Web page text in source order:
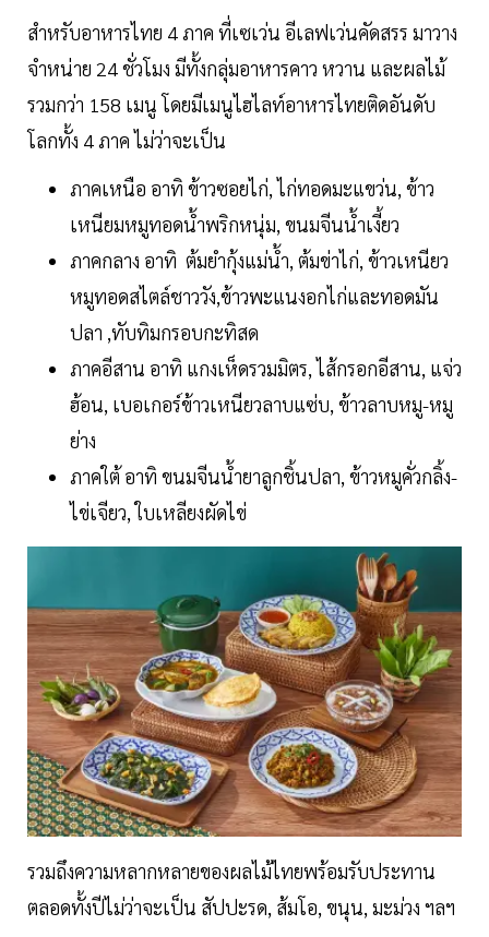
สำหรับอาหารไทย 4 ภาค ที่เซเว่น อีเลฟเว่นคัดสรร มาวาง
จำหน่าย 24 ชั่วโมง มีทั้งกลุ่มอาหารคาว หวาน และผลไม้
รวมกว่า 158 เมนู โดยมีเมนูไฮไลท์อาหารไทยติดอันดับ
โลกทั้ง 4 ภาค ไม่ว่าจะเป็น
ภาคเหนือ อาทิ ข้าวซอยไก่, ไก่ทอดมะแขว่น, ข้าว
เหนียมหมูทอดน้ำพริกหนุ่ม, ขนมจีนน้ำเงี้ยว
ภาคกลาง อาทิ ต้มยำกุ้งแม่น้ำ, ต้มข่าไก่, ข้าวเหนียว
หมูทอดสไตล์ชาววัง,ข้าวพะแนงอกไก่และทอดมัน
ปลา ,ทับทิมกรอบกะทิสด
ภาคอีสาน อาทิ แกงเห็ดรวมมิตร, ไส้กรอกอีสาน, แจ่ว
ฮ้อน, เบอเกอร์ข้าวเหนียวลาบแซ่บ, ข้าวลาบหมู-หมู
ย่าง
ภาคใต้ อาทิ ขนมจีนน้ำยาลูกชิ้นปลา, ข้าวหมูคั่วกลิ้ง-
ไข่เจียว, ใบเหลียงผัดไข่
รวมถึงความหลากหลายของผลไม้ไทยพร้อมรับประทาน
ตลอดทั้งปีไม่ว่าจะเป็น สัปปะรด, ส้มโอ, ขนุน, มะม่วง ฯลฯ